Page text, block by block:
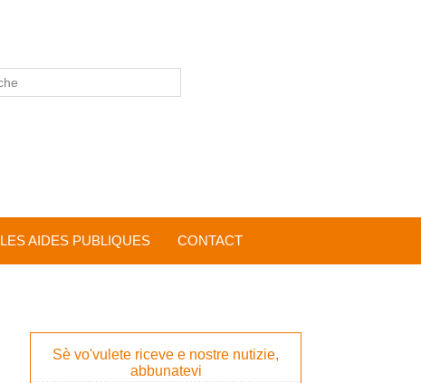
LES AIDES PUBLIQUES CONTACT
Sè vo'vulete riceve e nostre nutizie,
abbunatevi